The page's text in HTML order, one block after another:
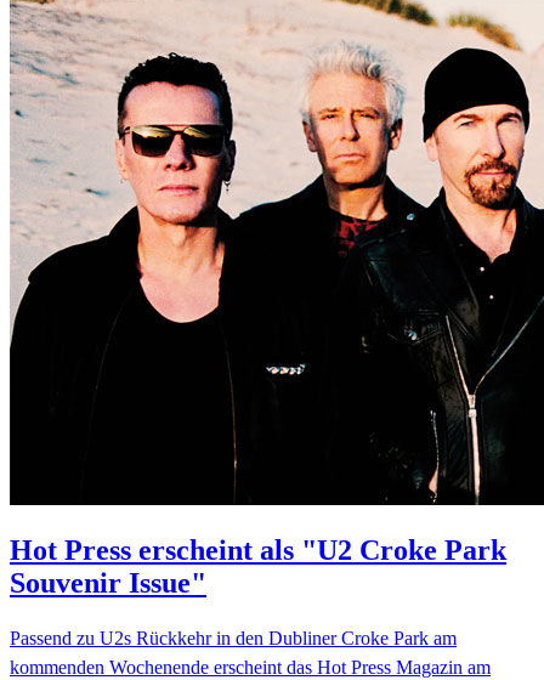
Hot Press erscheint als "U2 Croke Park
Souvenir Issue"
Passend zu U2s Rückkehr in den Dubliner Croke Park am
kommenden Wochenende erscheint das Hot Press Magazin am